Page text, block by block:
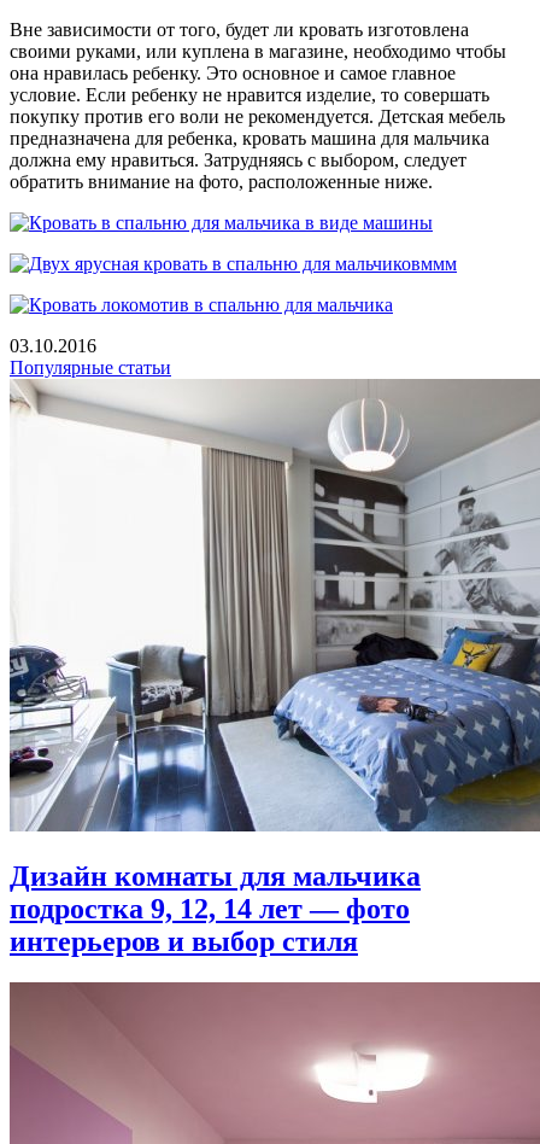
Вне зависимости от того, будет ли кровать изготовлена
своими руками, или куплена в магазине, необходимо чтобы
она нравилась ребенку. Это основное и самое главное
условие. Если ребенку не нравится изделие, то совершать
покупку против его воли не рекомендуется. Детская мебель
предназначена для ребенка, кровать машина для мальчика
должна ему нравиться. Затрудняясь с выбором, следует
обратить внимание на фото, расположенные ниже.
03.10.2016
Популярные статьи
Дизайн комнаты для мальчика
подростка 9, 12, 14 лет — фото
интерьеров и выбор стиля